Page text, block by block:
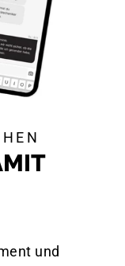
und